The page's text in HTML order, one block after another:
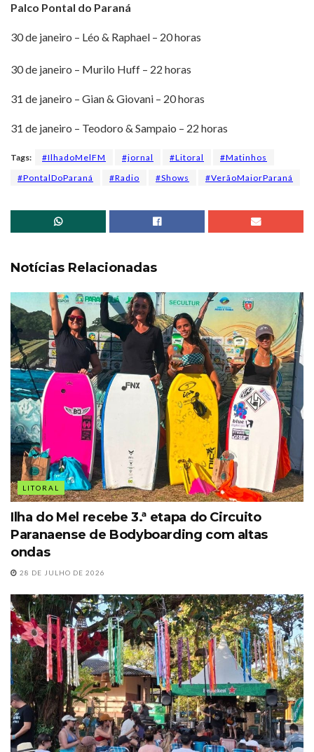
Palco Pontal do Paraná
30 de janeiro – Léo & Raphael – 20 horas
30 de janeiro – Murilo Huff – 22 horas
31 de janeiro – Gian & Giovani – 20 horas
31 de janeiro – Teodoro & Sampaio – 22 horas
Tags: #IlhadoMelFM #jornal #Litoral
#Matinhos
#PontalDoParaná
#Radio #Shows #VerãoMaiorParaná
Notícias Relacionadas
LITORAL
Ilha do Mel recebe 3.ª etapa do Circuito
Paranaense de Bodyboarding com altas
ondas
28 DE JULHO DE 2026